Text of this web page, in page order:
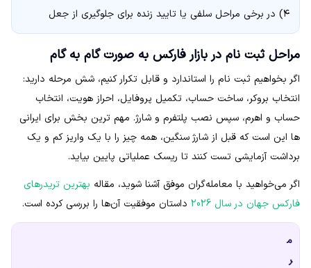
۴) در برخی مراحل سلفی یا تایید زنده برای جلوگیری از جعل
مراحل ثبت نام در بازار فارکس به صورت گام به گام
اگر بخواهیم ثبت نام را استاندارد و قابل تکرار کنیم، شش مرحله دارید:
انتخاب بروکر، ساخت حساب، تکمیل پروفایل، احراز هویت، انتخاب
حساب و اهرم، سپس نصب پلتفرم و شارژ. مهم ترین بخش برای ایرانی
ها این است که قبل از شارژ سنگین، همه چیز را با یک واریز کم و یک
برداشت آزمایشی تست کنند تا ریسک عملیاتی پایین بیاید.
اگر می‌خواهید با معامله‌گران موفق آشنا شوید، مقاله بهترین تریدرهای
فارکس جهان در سال 2026
داستان موفقیت آن‌ها را بررسی کرده است.
م
ر